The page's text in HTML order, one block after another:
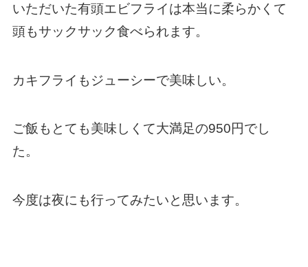
いただいた有頭エビフライは本当に柔らかくて
頭もサックサック食べられます。
カキフライもジューシーで美味しい。
ご飯もとても美味しくて大満足の950円でし
た。
今度は夜にも行ってみたいと思います。